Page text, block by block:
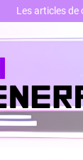
Les articles